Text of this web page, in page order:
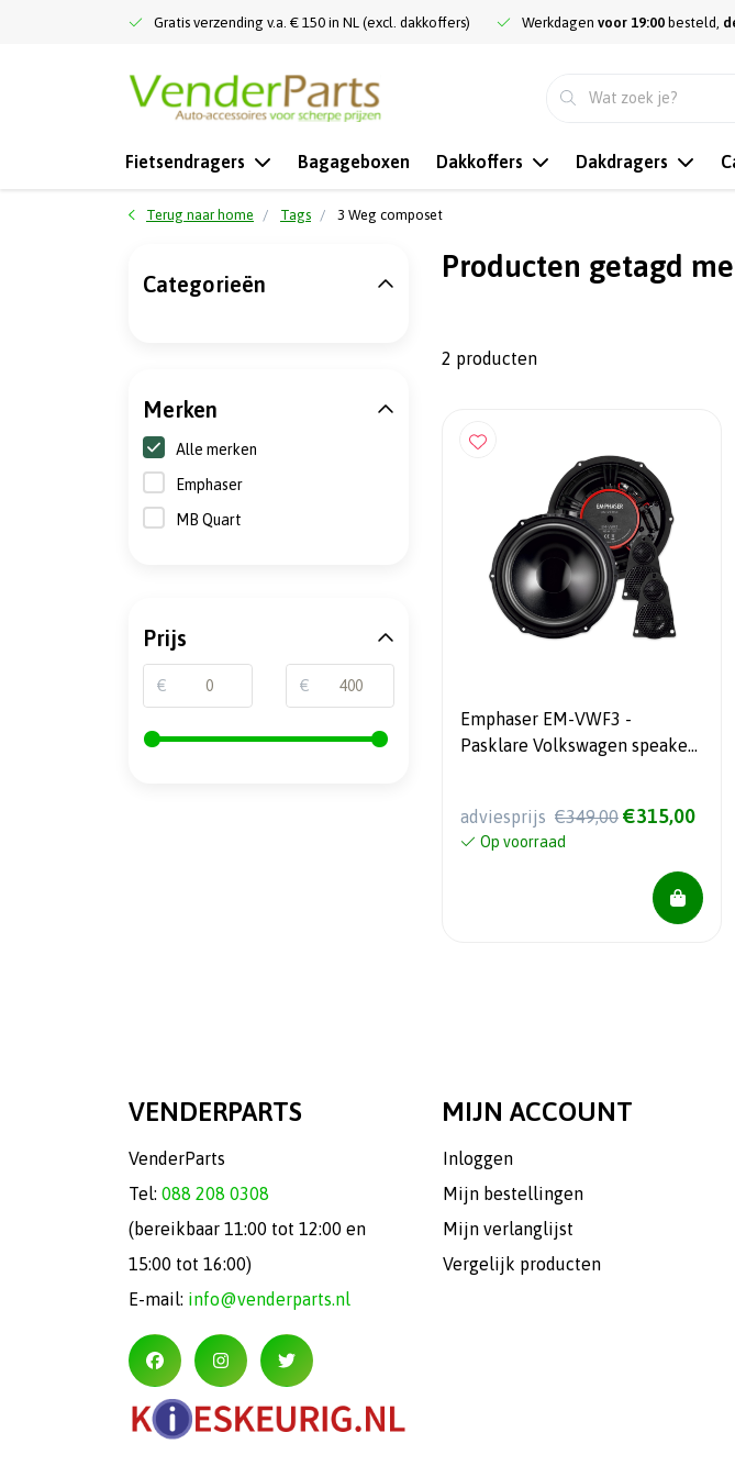
Gratis verzending v.a. € 150 in NL (excl. dakkoffers) Werkdagen voor 19:00 besteld,
Fietsendragers Bagageboxen Dakkoffers Dakdragers
Terug naar home Tags 3 Weg composet
Producten getagd
2 producten
Emphaser EM-VWF3 -
Pasklare Volkswagen speakers
adviesprijs €349,00 €315,00
Op voorraad
Categorieën
Merken
Alle merken
Emphaser
MB Quart
Prijs
€ €
VENDERPARTS
VenderParts
Tel: 088 208 0308
(bereikbaar 11:00 tot 12:00 en
15:00 tot 16:00)
E-mail: info@venderparts.nl
MIJN ACCOUNT
Inloggen
Mijn bestellingen
Mijn verlanglijst
Vergelijk producten